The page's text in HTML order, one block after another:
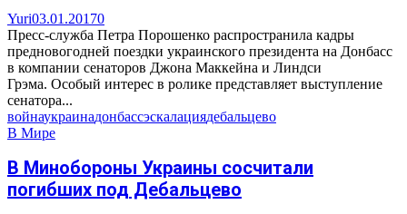
Yuri03.01.20170
Пресс-служба Петра Порошенко распространила кадры
предновогодней поездки украинского президента на Донбасс
в компании сенаторов Джона Маккейна и Линдси
Грэма. Особый интерес в ролике представляет выступление
сенатора...
войнаукраинадонбассэскалациядебальцево
В Мире
В Минобороны Украины сосчитали
погибших под Дебальцево